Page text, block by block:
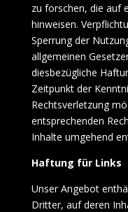
zu forschen, die auf
hinweisen.
Sperrung der
allgemeinen
diesbezügliche
Zeitpunkt der
Rechtsverletzung
entsprechenden
Inhalte umgehend
Haftung für Links
Unser Angebot
Dritter, auf deren